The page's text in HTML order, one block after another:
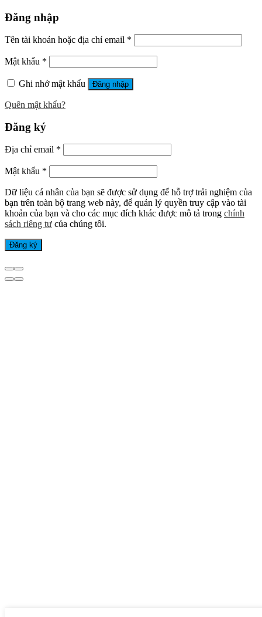
Đăng nhập
Tên tài khoản hoặc địa chỉ email *
Mật khẩu *
Ghi nhớ mật khẩu Đăng nhập
Quên mật khẩu?
Đăng ký
Địa chỉ email *
Mật khẩu *
Dữ liệu cá nhân của bạn sẽ được sử dụng để hỗ trợ trải nghiệm của
bạn trên toàn bộ trang web này, để quản lý quyền truy cập vào tài
khoản của bạn và cho các mục đích khác được mô tả trong chính
sách riêng tư của chúng tôi.
Đăng ký